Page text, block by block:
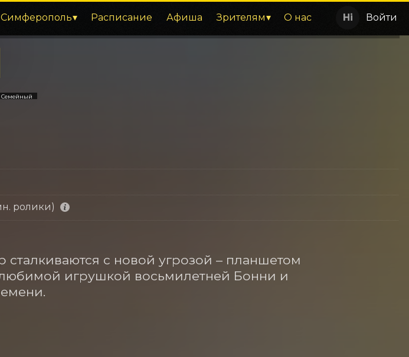
Симферополь Расписание Афиша Зрителям О нас Войти
Семейный
ролики)
сталкиваются с новой угрозой – планшетом
игрушкой восьмилетней Бонни и